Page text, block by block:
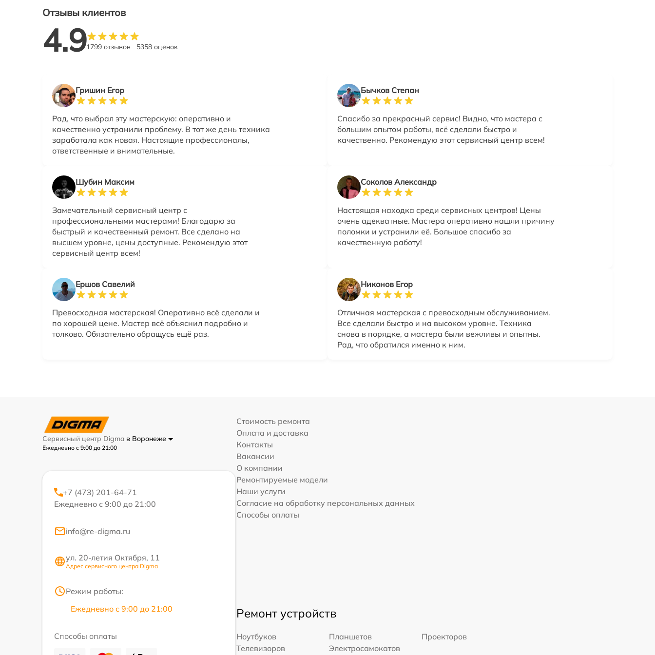
Отзывы клиентов
4.91799 отзывов 5358 оценок
Гришин Егор
Рад, что выбрал эту мастерскую: оперативно и
качественно устранили проблему. В тот же день техника
заработала как новая. Настоящие профессионалы,
ответственные и внимательные.
Бычков Степан
Спасибо за прекрасный сервис! Видно, что мастера с
большим опытом работы, всё сделали быстро и
качественно. Рекомендую этот сервисный центр всем!
Шубин Максим
Замечательный сервисный центр с
профессиональными мастерами! Благодарю за
быстрый и качественный ремонт. Все сделано на
высшем уровне, цены доступные. Рекомендую этот
сервисный центр всем!
Соколов Александр
Настоящая находка среди сервисных центров! Цены
очень адекватные. Мастера оперативно нашли причину
поломки и устранили её. Большое спасибо за
качественную работу!
Ершов Савелий
Превосходная мастерская! Оперативно всё сделали и
по хорошей цене. Мастер всё объяснил подробно и
толково. Обязательно обращусь ещё раз.
Никонов Егор
Отличная мастерская с превосходным обслуживанием.
Все сделали быстро и на высоком уровне. Техника
снова в порядке, а мастера были вежливы и опытны.
Рад, что обратился именно к ним.
Сервисный центр Digma в Воронеже
Ежедневно с 9:00 до 21:00
+7 (473) 201-64-71
Ежедневно с 9:00 до 21:00
info@re-digma.ru
ул. 20-летия Октября, 11
Адрес сервисного центра Digma
Режим работы:
Ежедневно с 9:00 до 21:00
Способы оплаты
Стоимость ремонта
Оплата и доставка
Контакты
Вакансии
О компании
Ремонтируемые модели
Наши услуги
Согласие на обработку персональных данных
Способы оплаты
Ремонт устройств
Ноутбуков Планшетов
Проекторов
Телевизоров
Электросамокатов